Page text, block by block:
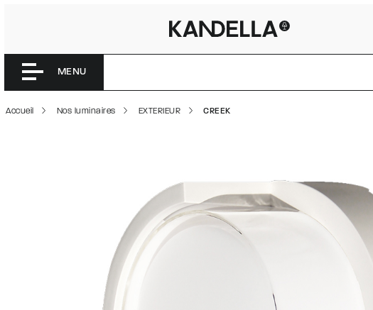
CREEK |
MENU
Accueil Nos luminaires EXTERIEUR CREEK